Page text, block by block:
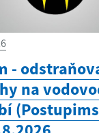
-
na